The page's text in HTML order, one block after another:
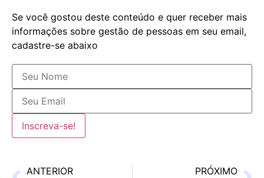
Se você gostou deste conteúdo e quer receber mais
informações sobre gestão de pessoas em seu email,
cadastre-se abaixo
ANTERIOR PRÓXIMO